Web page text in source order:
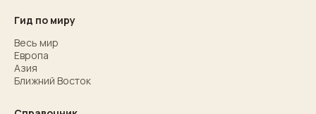
Гид по миру
Весь мир
Европа
Азия
Ближний Восток